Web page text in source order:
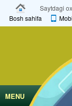
Saytdagi
Bosh sahifa
MENU